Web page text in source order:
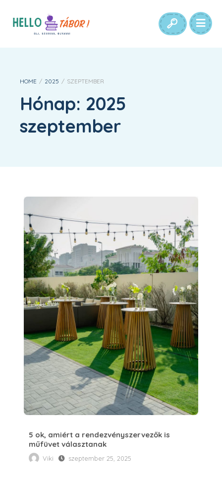
HOME / 2025 / SZEPTEMBER
Hónap: 2025
szeptember
5 ok, amiért a rendezvényszervezők is
műfüvet választanak
Viki szeptember 25, 2025